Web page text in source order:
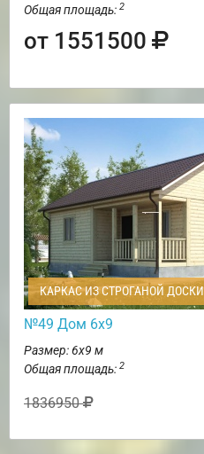
Общая площадь: 2
от 1551500
КАРКАС ИЗ СТРОГАНОЙ ДОСКИ
№49 Дом 6х9
Размер: 6х9 м
Общая площадь: 2
1836950